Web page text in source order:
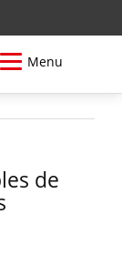
Menu
de